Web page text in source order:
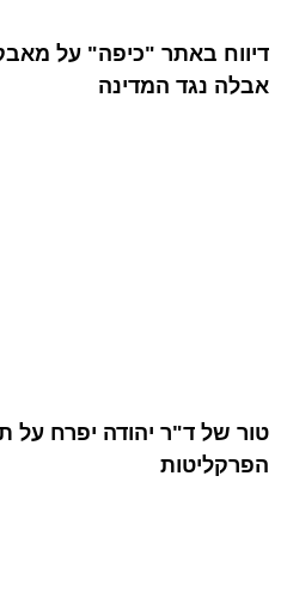
דיווח באתר "כיפה" על
אבלה נגד המדינה
טור של ד"ר יהודה יפרח על
הפרקליטות